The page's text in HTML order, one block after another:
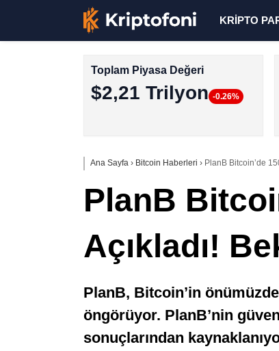
KRİPTO
Toplam Piyasa Değeri
$2,21 Trilyon -0.26%
Ana Sayfa › Bitcoin Haberleri › PlanB Bitcoin’de
PlanB
Açıkladı!
PlanB, Bitcoin’in
öngörüyor. PlanB’nin
sonuçlarından